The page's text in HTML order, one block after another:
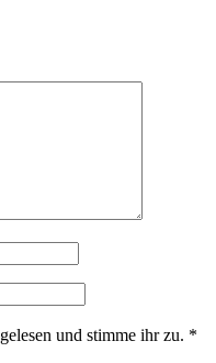
gelesen und stimme ihr zu. *